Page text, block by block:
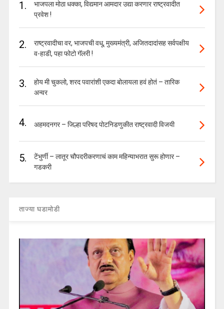
1.
भाजपला मोठा धक्का, विद्यमान आमदार उद्या करणार राष्ट्रवादीत
प्रवेश !
2.
राष्ट्रवादीचा वर, भाजपची वधू, मुख्यमंत्री, अजितदादांसह सर्वपक्षीय
व-हाडी, पहा फोटो गॅलरी !
3.
होय मी चुकलो, शरद पवारांशी एकदा बोलायला हवं होतं – तारिक
अन्वर
4. अहमदनगर – जिल्हा परिषद पोटनिडणुकीत राष्ट्रवादी विजयी
5.
टेंभुर्णी – लातूर चौपदरीकरणाचं काम महिन्याभरात सुरू होणार –
गडकरी
ताज्या घडामोडी